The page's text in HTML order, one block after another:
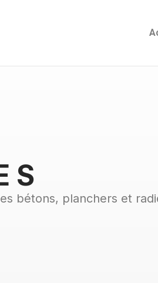
S
bétons, planchers et